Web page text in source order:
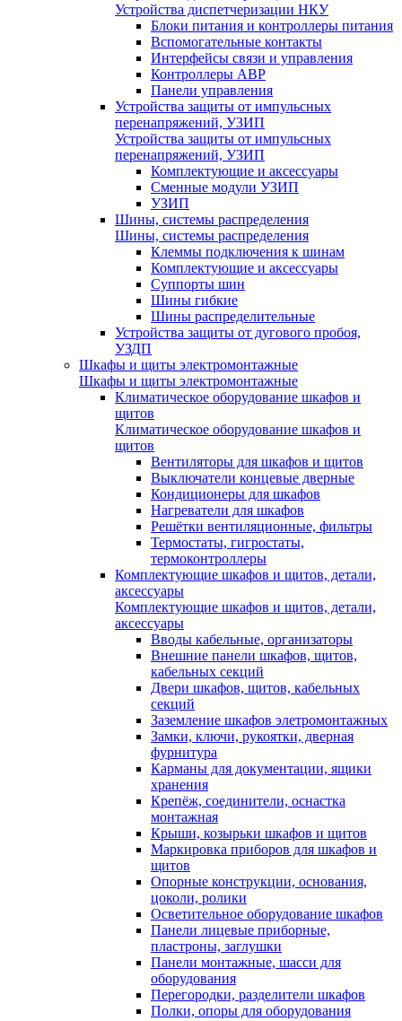
Устройства диспетчеризации НКУ
Блоки питания и контроллеры питания
Вспомогательные контакты
Интерфейсы связи и управления
Контроллеры АВР
Панели управления
Устройства защиты от импульсных
перенапряжений, УЗИП
Устройства защиты от импульсных
перенапряжений, УЗИП
Комплектующие и аксессуары
Сменные модули УЗИП
УЗИП
Шины, системы распределения
Шины, системы распределения
Клеммы подключения к шинам
Комплектующие и аксессуары
Суппорты шин
Шины гибкие
Шины распределительные
Устройства защиты от дугового пробоя,
УЗДП
Шкафы и щиты электромонтажные
Шкафы и щиты электромонтажные
Климатическое оборудование шкафов и
щитов
Климатическое оборудование шкафов и
щитов
Вентиляторы для шкафов и щитов
Выключатели концевые дверные
Кондиционеры для шкафов
Нагреватели для шкафов
Решётки вентиляционные, фильтры
Термостаты, гигростаты,
термоконтроллеры
Комплектующие шкафов и щитов, детали,
аксессуары
Комплектующие шкафов и щитов, детали,
аксессуары
Вводы кабельные, организаторы
Внешние панели шкафов, щитов,
кабельных секций
Двери шкафов, щитов, кабельных
секций
Заземление шкафов элетромонтажных
Замки, ключи, рукоятки, дверная
фурнитура
Карманы для документации, ящики
хранения
Крепёж, соединители, оснастка
монтажная
Крыши, козырьки шкафов и щитов
Маркировка приборов для шкафов и
щитов
Опорные конструкции, основания,
цоколи, ролики
Осветительное оборудование шкафов
Панели лицевые приборные,
пластроны, заглушки
Панели монтажные, шасси для
оборудования
Перегородки, разделители шкафов
Полки, опоры для оборудования